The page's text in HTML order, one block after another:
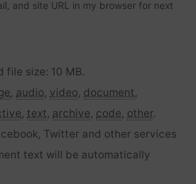
and site URL in my browser for next
file size: 10 MB.
, audio, video, document,
, text, archive, code, other.
Twitter and other services
text will be automatically